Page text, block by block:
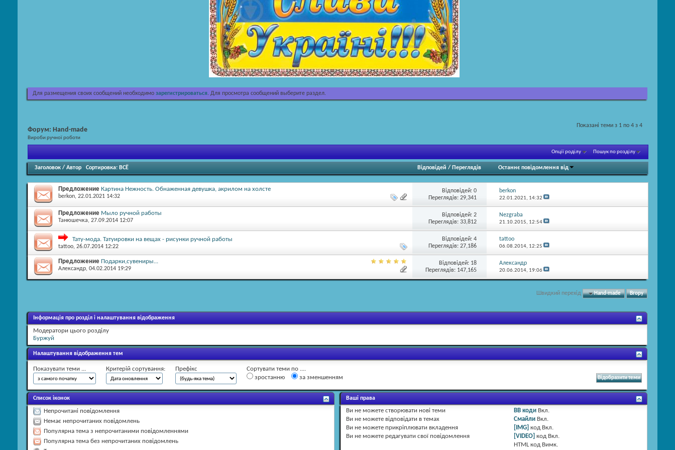
Для размещения своих сообщений необходимо зарегистрироваться. Для просмотра сообщений выберите раздел.
Показані теми з 1 по 4 з 4
Форум: Hand-made
Вироби ручної роботи
Опції роділу Пошук по розділу
Заголовок / Автор Сортировка: ВСЁ Відповідей / Переглядів Останнє повідомлення від
Предложение Картина Нежность. Обнаженная девушка, акрилом на холсте
berkon, 22.01.2021 14:32
Відповідей:0
Переглядів: 29,341
berkon
22.01.2021, 14:32
Предложение Мыло ручной работы
Танюшечка, 27.09.2014 12:07
Відповідей:2
Переглядів: 33,812
Nezgraba
21.10.2015, 12:54
Тату-мода. Татуировки на вещах - рисунки ручной работы
tattoo, 26.07.2014 12:22
Відповідей:4
Переглядів: 27,186
tattoo
06.08.2014, 12:25
Предложение Подарки,сувениры...
Александр, 04.02.2014 19:29
Відповідей: 18
Переглядів: 147,165
Александр
20.06.2014, 19:06
Швидкий перехід Hand-made Вгору
Інформація про розділ і налаштування відображення
Модератори цього розділу
Буржуй
Налаштування відображення тем
Показувати теми ... Критерій сортування: Префікс
Сортувати теми по ....
зростанню
за зменшенням
Список іконок
Непрочитані повідомлення
Немає непрочитаних повідомлень
Популярна тема з непрочитаними повідомленнями
Популярна тема без непрочитаних повідомлень
Ваші права
Ви не можете створювати нові теми
Ви не можете відповідати в темах
Ви не можете прикріплювати вкладення
Ви не можете редагувати свої повідомлення
BB коди Вкл.
Смайли Вкл.
[IMG] код Вкл.
[VIDEO] код Вкл.
HTML код Вимк.